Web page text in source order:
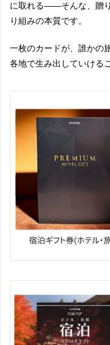
に取れる——そんな、贈
り組みの本質です。
一枚のカードが、誰かの
各地で生み出していける